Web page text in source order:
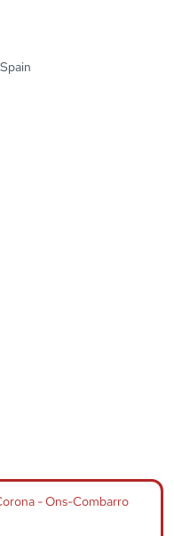
- Ons-Combarro